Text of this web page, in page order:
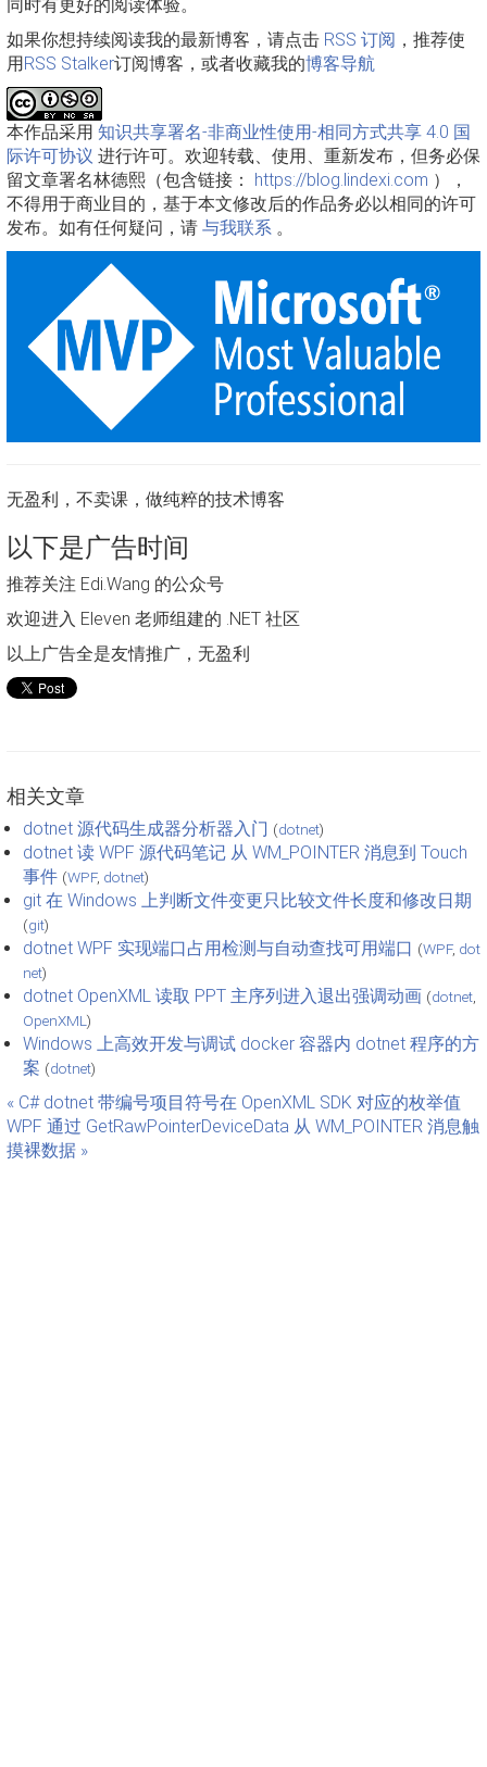
同时有更好的阅读体验。
如果你想持续阅读我的最新博客，请点击 RSS 订阅 ，推荐使
用 RSS Stalker订阅博客，或者收藏我的博客导航
本作品采用 知识共享署名-非商业性使用-相同方式共享 4.0 国
际许可协议 进行许可。欢迎转载、使用、重新发布，但务必保
留文章署名林德熙（包含链接：
https://blog.lindexi.com ），
不得用于商业目的，基于本文修改后的作品务必以相同的许可
发布。如有任何疑问，请 与我联系 。
无盈利，不卖课，做纯粹的技术博客
以下是广告时间
推荐关注 Edi.Wang 的公众号
欢迎进入 Eleven 老师组建的 .NET 社区
以上广告全是友情推广，无盈利
相关文章
dotnet 源代码生成器分析器入门 (dotnet)
dotnet 读 WPF 源代码笔记 从 WM_POINTER 消息到 Touch
事件 (WPF, dotnet)
git 在 Windows 上判断文件变更只比较文件长度和修改日期
(git)
dotnet WPF 实现端口占用检测与自动查找可用端口 (WPF, dot
net)
dotnet OpenXML 读取 PPT 主序列进入退出强调动画 (dotnet,
OpenXML)
Windows 上高效开发与调试 docker 容器内 dotnet 程序的方
案 (dotnet)
« C# dotnet 带编号项目符号在 OpenXML SDK 对应的枚举值
WPF 通过 GetRawPointerDeviceData 从 WM_POINTER 消息触
摸裸数据 »